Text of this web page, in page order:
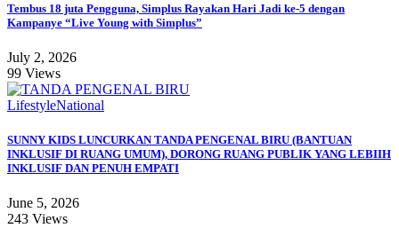
Tembus 18 juta Pengguna, Simplus Rayakan Hari Jadi ke-5 dengan
Kampanye “Live Young with Simplus”
July 2, 2026
99 Views
LifestyleNational
SUNNY KIDS LUNCURKAN TANDA PENGENAL BIRU (BANTUAN
INKLUSIF DI RUANG UMUM), DORONG RUANG PUBLIK YANG LEBIIH
INKLUSIF DAN PENUH EMPATI
June 5, 2026
243 Views